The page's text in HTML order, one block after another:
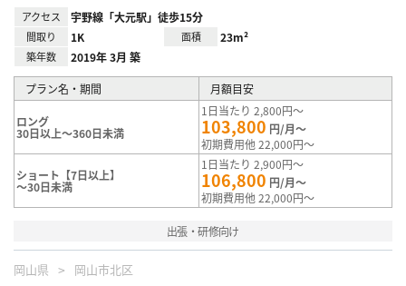
アクセス 宇野線「大元駅」徒歩15分
間取り 1K 面積 23m²
築年数 2019年 3月 築
プラン名・期間 月額目安
ロング
30日以上～360日未満
1日当たり 2,800円～
103,800 円/月～
初期費用他 22,000円～
ショート【7日以上】
～30日未満
1日当たり 2,900円～
106,800 円/月～
初期費用他 22,000円～
出張・研修向け
岡山県 岡山市北区